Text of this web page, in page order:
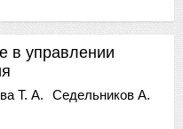
в управлении
Т. А.
Седельников А.